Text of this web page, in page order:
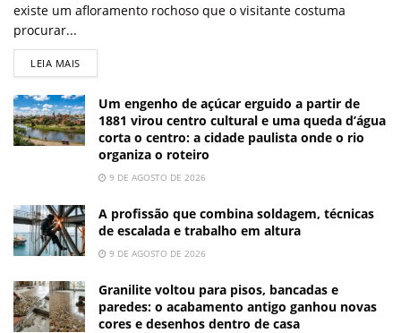
existe um afloramento rochoso que o visitante costuma
procurar...
LEIA MAIS
Um engenho de açúcar erguido a partir de
1881 virou centro cultural e uma queda d’água
corta o centro: a cidade paulista onde o rio
organiza o roteiro
9 DE AGOSTO DE 2026
A profissão que combina soldagem, técnicas
de escalada e trabalho em altura
9 DE AGOSTO DE 2026
Granilite voltou para pisos, bancadas e
paredes: o acabamento antigo ganhou novas
cores e desenhos dentro de casa